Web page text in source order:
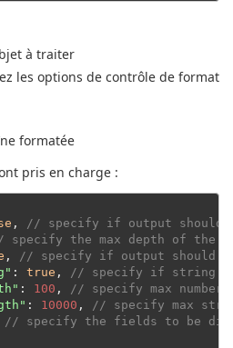
à traiter
les options de contrôle de format
formatée
pris en charge :
,
// specify if output should
specify the max depth of the
,
// specify if output should
: true ,
// specify if string
: 100 ,
// specify max
: 10000 ,
// specify max
// specify the fields to be